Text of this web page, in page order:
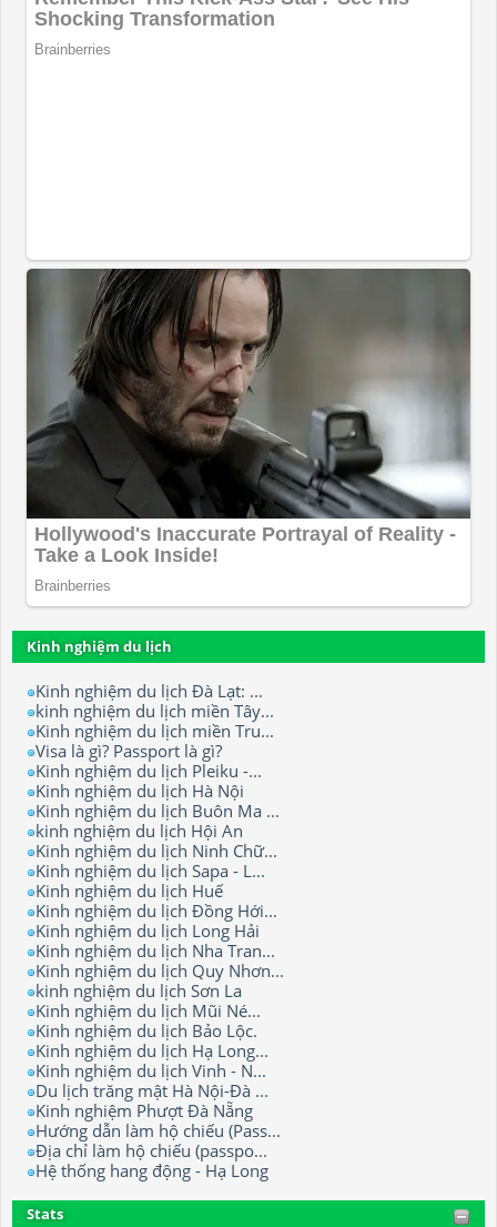
Kinh nghiệm du lịch
Kinh nghiệm du lịch Đà Lạt: ...
kinh nghiệm du lịch miền Tây...
Kinh nghiệm du lịch miền Tru...
Visa là gì? Passport là gì?
Kinh nghiệm du lịch Pleiku -...
Kinh nghiệm du lịch Hà Nội
Kinh nghiệm du lịch Buôn Ma ...
kinh nghiệm du lịch Hội An
Kinh nghiệm du lịch Ninh Chữ...
Kinh nghiệm du lịch Sapa - L...
Kinh nghiệm du lịch Huế
Kinh nghiệm du lịch Đồng Hới...
Kinh nghiệm du lịch Long Hải
Kinh nghiệm du lịch Nha Tran...
Kinh nghiệm du lịch Quy Nhơn...
kinh nghiệm du lịch Sơn La
Kinh nghiệm du lịch Mũi Né...
Kinh nghiệm du lịch Bảo Lộc.
Kinh nghiệm du lịch Hạ Long...
Kinh nghiệm du lịch Vinh - N...
Du lịch trăng mật Hà Nội-Đà ...
Kinh nghiệm Phượt Đà Nẵng
Hướng dẫn làm hộ chiếu (Pass...
Địa chỉ làm hộ chiếu (passpo...
Hệ thống hang động - Hạ Long
Stats